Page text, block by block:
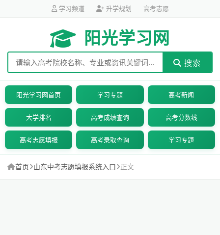
学习频道 升学规划 高考志愿
阳光学习网
搜索
阳光学习网首页 学习专题 高考新闻
大学排名 高考成绩查询 高考分数线
高考志愿填报 高考录取查询 学习专题
首页 山东中考志愿填报系统入口 正文